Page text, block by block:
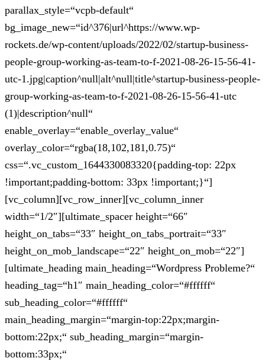
parallax_style=“vcpb-default“
bg_image_new=“id^376|url^https://www.wp-
rockets.de/wp-content/uploads/2022/02/startup-business-
people-group-working-as-team-to-f-2021-08-26-15-56-41-
utc-1.jpg|caption^null|alt^null|title^startup-business-people-
group-working-as-team-to-f-2021-08-26-15-56-41-utc
(1)|description^null“
enable_overlay=“enable_overlay_value“
overlay_color=“rgba(18,102,181,0.75)“
css=“.vc_custom_1644330083320{padding-top: 22px
!important;padding-bottom: 33px !important;}“]
[vc_column][vc_row_inner][vc_column_inner
width=“1/2″][ultimate_spacer height=“66″
height_on_tabs=“33″ height_on_tabs_portrait=“33″
height_on_mob_landscape=“22″ height_on_mob=“22″]
[ultimate_heading main_heading=“Wordpress Probleme?“
heading_tag=“h1″ main_heading_color=“#ffffff“
sub_heading_color=“#ffffff“
main_heading_margin=“margin-top:22px;margin-
bottom:22px;“ sub_heading_margin=“margin-
bottom:33px;“